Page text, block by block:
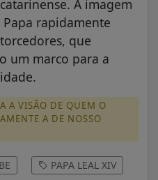
A imagem
rapidamente
que
um marco para a
A VISÃO DE QUEM O
A DE NOSSO
PAPA LEAL XIV